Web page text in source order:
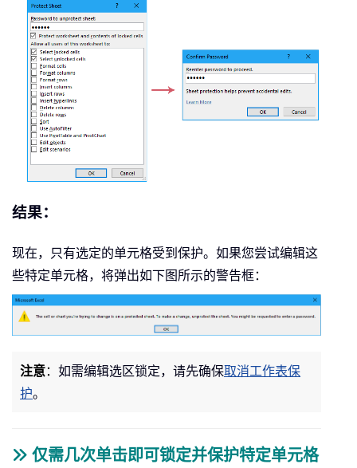
结果：
现在，只有选定的单元格受到保护。如果您尝试编辑这
些特定单元格，将弹出如下图所示的警告框：
注意： 如需编辑选区锁定，请先确保取消工作表保
护。
仅需几次单击即可锁定并保护特定单元格